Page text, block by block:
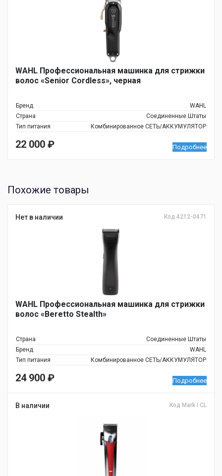
WAHL Профессиональная машинка для стрижки
волос «Senior Cordless», черная
Бренд
WAHL
Страна
Соединенные Штаты
Тип питания
Комбинированное СЕТЬ/АККУМУЛЯТОР
22 000 ₽ Подробнее
Похожие товары
Нет в наличии Код 4212-0471
WAHL Профессиональная машинка для стрижки
волос «Beretto Stealth»
Страна
Соединенные Штаты
Бренд
WAHL
Тип питания
Комбинированное СЕТЬ/АККУМУЛЯТОР
24 900 ₽ Подробнее
В наличии Код Mark I CL